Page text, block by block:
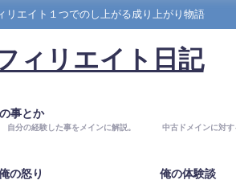
リエイト１つでのし上がる成り上がり物語
ィリエイト日記
事とか
自分の経験した事をメインに解説。 中古ドメインに対す
の怒り 俺の体験談